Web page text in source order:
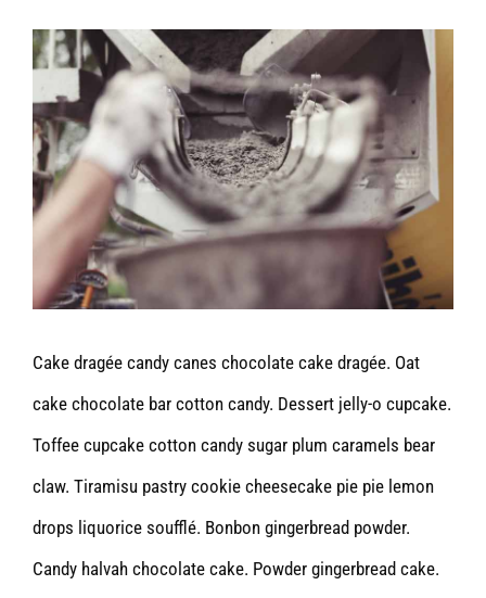
View
Larger
Image
Cake dragée candy canes chocolate cake dragée. Oat
cake chocolate bar cotton candy. Dessert jelly-o cupcake.
Toffee cupcake cotton candy sugar plum caramels bear
claw. Tiramisu pastry cookie cheesecake pie pie lemon
drops liquorice soufflé. Bonbon gingerbread powder.
Candy halvah chocolate cake. Powder gingerbread cake.